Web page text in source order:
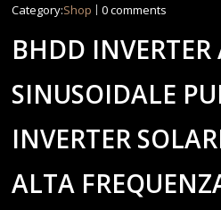
Category:Shop 0 comments
BHDD
SINUSOIDALE
INVERTER
ALTA